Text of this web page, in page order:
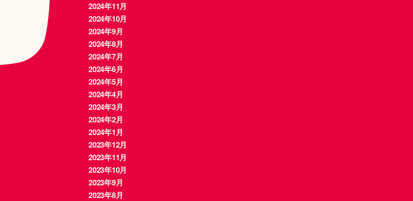
2024年11月
2024年10月
2024年9月
2024年8月
2024年7月
2024年6月
2024年5月
2024年4月
2024年3月
2024年2月
2024年1月
2023年12月
2023年11月
2023年10月
2023年9月
2023年8月